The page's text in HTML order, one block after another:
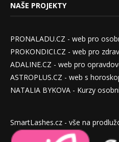
NAŠE PROJEKTY
PRONALADU.CZ - web pro
PROKONDICI.CZ - web pro
ADALINE.CZ - web pro
ASTROPLUS.CZ - web s
NATALIA BYKOVA - Kurzy
SmartLashes.cz - vše na